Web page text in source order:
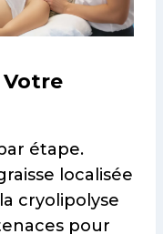
Votre
étape.
localisée
cryolipolyse
pour